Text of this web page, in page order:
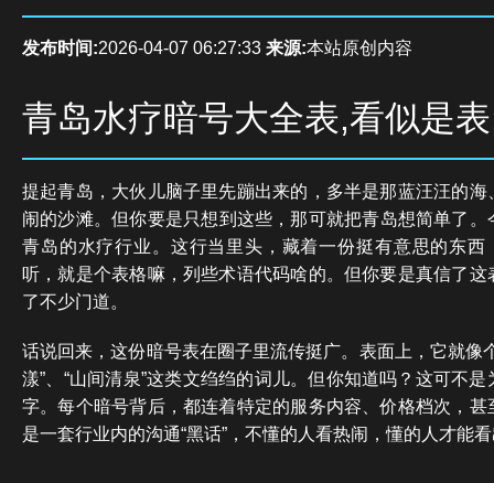
发布时间:2026-04-07 06:27:33 来源:本站原创内容
青岛水疗暗号大全表,看似是
提起青岛，大伙儿脑子里先蹦出来的，多半是那蓝汪汪的
闹的沙滩。但你要是只想到这些，那可就把青岛想简单了
青岛的水疗行业。这行当里头，藏着一份挺有意思的东西
听，就是个表格嘛，列些术语代码啥的。但你要是真信了
了不少门道。
话说回来，这份暗号表在圈子里流传挺广。表面上，它就像
漾”、“山间清泉”这类文绉绉的词儿。但你知道吗？这可不
字。每个暗号背后，都连着特定的服务内容、价格档次，
是一套行业内的沟通“黑话”，不懂的人看热闹，懂的人才能